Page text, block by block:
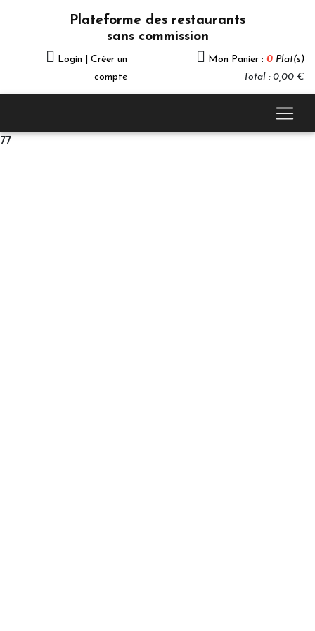
Plateforme des restaurants
sans commission
Login | Créer un
compte
Mon Panier : 0 Plat(s)
Total : 0,00 €
77